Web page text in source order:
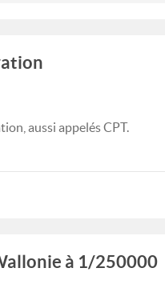
aussi appelés CPT.
à 1/250000